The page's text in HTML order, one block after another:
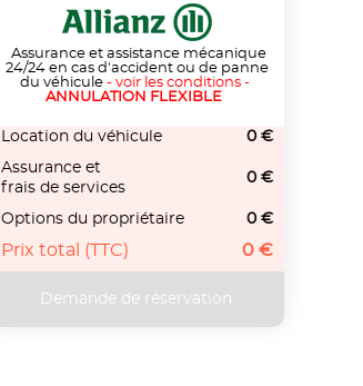
Assurance et assistance mécanique
24/24 en cas d'accident ou de panne
du véhicule-voir les conditions -
ANNULATION FLEXIBLE
Location du véhicule
0 €
Assurance et
frais de services
0 €
Options du propriétaire 0 €
Prix total (TTC) 0 €